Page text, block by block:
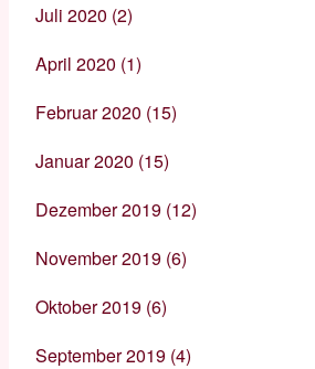
Juli 2020 (2)
April 2020 (1)
Februar 2020 (15)
Januar 2020 (15)
Dezember 2019 (12)
November 2019 (6)
Oktober 2019 (6)
September 2019 (4)